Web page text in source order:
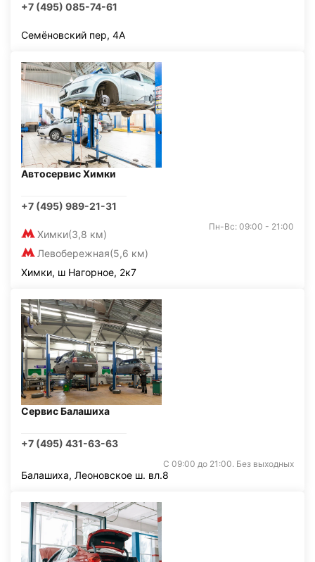
+7 (495) 085-74-61
Семёновский пер, 4А
Автосервис Химки
+7 (495) 989-21-31
Химки(3,8 км)
Левобережная(5,6 км)
Пн-Вс: 09:00 - 21:00
Химки, ш Нагорное, 2к7
Сервис Балашиха
+7 (495) 431-63-63
С 09:00 до 21:00. Без выходных
Балашиха, Леоновское ш. вл.8